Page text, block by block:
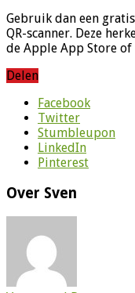
Gebruik dan een
QR-scanner. Deze
de Apple App Store of
Delen
Facebook
Twitter
Stumbleupon
LinkedIn
Pinterest
Over Sven